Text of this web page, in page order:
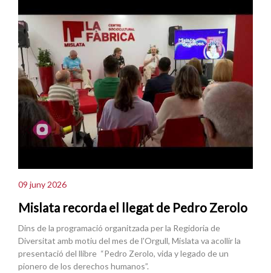
09 juny 2026
Mislata recorda el llegat de Pedro Zerolo
Dins de la programació organitzada per la Regidoria de
Diversitat amb motiu del mes de l'Orgull, Mislata va acollir la
presentació del llibre “Pedro Zerolo, vida y legado de un
pionero de los derechos humanos”.